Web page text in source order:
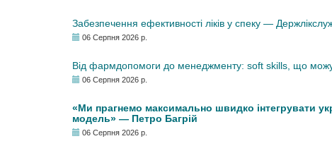
Забезпечення ефективності ліків у спеку —
06 Серпня 2026 р.
Від фармдопомоги до менеджменту: soft skills, що
06 Серпня 2026 р.
«Ми прагнемо максимально швидко інтегрувати
модель» — Петро Багрій
06 Серпня 2026 р.